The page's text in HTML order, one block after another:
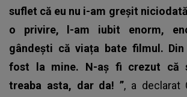
suflet că eu nu i-am greșit
o privire, l-am iubit enorm,
gândești că viața bate filmul.
fost la mine. N-aș fi crezut că
treaba asta, dar da! ”, a declarat